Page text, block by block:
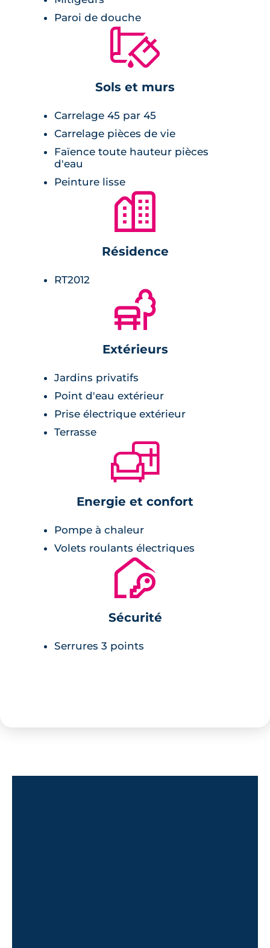
avec leurs enduits blancs et toits en tuiles
Paroi de douche
🔨
Sols et murs
Carrelage 45 par 45
Carrelage pièces de vie
Faïence toute hauteur pièces
d'eau
Peinture lisse
🏙
Résidence
RT2012
🌲
Extérieurs
Jardins privatifs
Point d'eau extérieur
Prise électrique extérieur
Terrasse
🛋
Energie et confort
Pompe à chaleur
Volets roulants électriques
🔐
Sécurité
Serrures 3 points